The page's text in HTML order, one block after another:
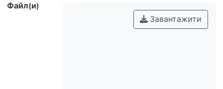
Файл(и)
Завантажити